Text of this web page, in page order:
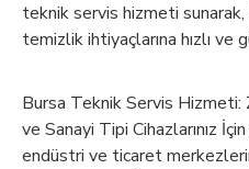
teknik servis hizmeti
temizlik ihtiyaçlarına hızlı
Bursa Teknik Servis
ve Sanayi Tipi Cihazlarınız
endüstri ve ticaret